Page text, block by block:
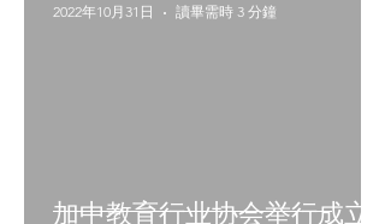
加中教育行业协会举行成立
2022年10月31日
讀畢需時 3 分鐘